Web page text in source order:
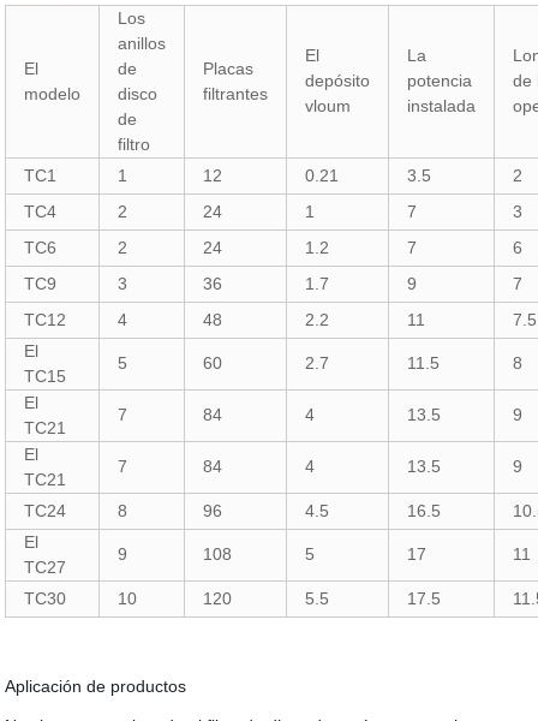
El
modelo
Los
anillos
de
disco
de
filtro
Placas
filtrantes
El
depósito
vloum
La
potencia
instalada
de
TC1 1 12 0.21 3.5
2
TC4
2 24 1 7
3
TC6
2 24 1.2 7
6
TC9
3 36 1.7 9
7
TC12
4 48 2.2 11
7.5
El
TC15
5 60 2.7 11.5 8
El
TC21
7 84 4 13.5 9
El
TC21
7 84 4 13.5 9
TC24 8 96 4.5 16.5
El
TC27
9 108 5 17 11
TC30 10 120 5.5 17.5
Aplicación de productos